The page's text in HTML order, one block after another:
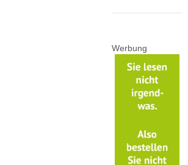
Werbung